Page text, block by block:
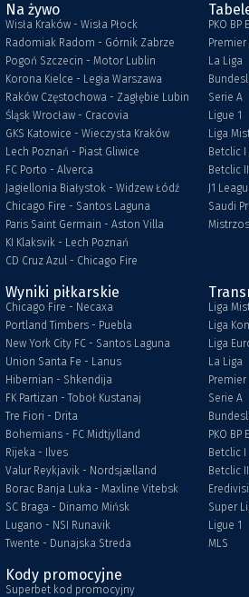
Na żywo
Wisła Kraków - Wisła Płock
Radomiak Radom - Górnik Zabrze
Pogoń Szczecin - Motor Lublin
Korona Kielce - Legia Warszawa
Raków Częstochowa - Zagłębie Lubin
Śląsk Wrocław - Cracovia
GKS Katowice - Wieczysta Kraków
Lech Poznań - Piast Gliwice
FC Porto - Alverca
Jagiellonia Białystok - Widzew Łódź
Chicago Fire - Santos Laguna
Paris Saint Germain - Aston Villa
KI Klaksvik - Lech Poznań
CD Cruz Azul - Chicago Fire
PKO
La Liga
Serie A
Ligue 1
Liga
Betclic I
Betclic
J1
Saudi
Wyniki piłkarskie
Chicago Fire - Necaxa
Portland Timbers - Puebla
New York City FC - Santos Laguna
Union Santa Fe - Lanus
Hibernian - Shkendija
FK Partizan - Toboł Kustanaj
Tre Fiori - Drita
Bohemians - FC Midtjylland
Rijeka - Ilves
Valur Reykjavik - Nordsjælland
Borac Banja Luka - Maxline Vitebsk
SC Braga - Dinamo Mińsk
Lugano - NSI Runavik
Twente - Dunajska Streda
Liga
Liga
Liga
La Liga
Serie A
PKO
Betclic I
Betclic
Super
Ligue 1
MLS
Kody promocyjne
Superbet kod promocyjny